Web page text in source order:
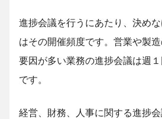
進捗会議を行うにあたり、決め
はその開催頻度です。営業や製
要因が多い業務の進捗会議は週
です。
経営、財務、人事に関する進捗